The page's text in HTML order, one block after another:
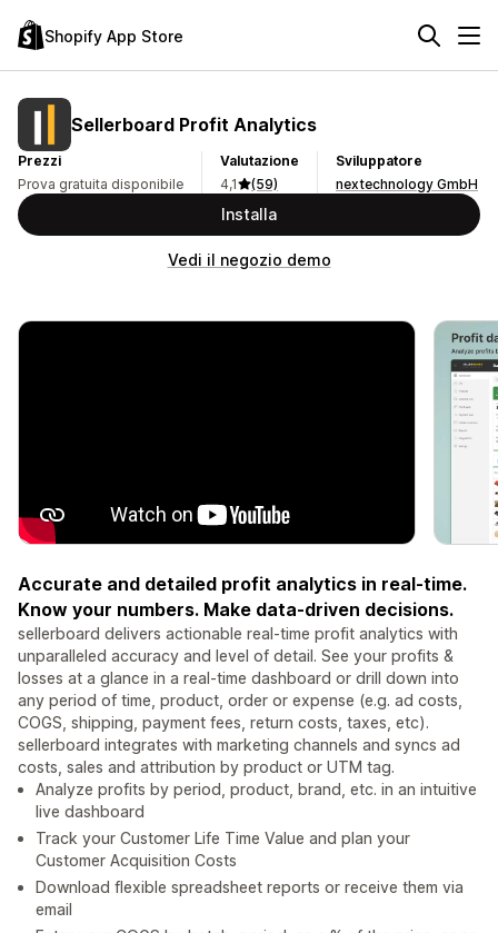
Shopify App Store
Sellerboard Profit Analytics
Prezzi
Prova gratuita disponibile
Valutazione
4,1
(59)
Sviluppatore
nextechnology GmbH
Installa
Vedi il negozio demo
Accurate and detailed profit analytics in real-time.
Know your numbers. Make data-driven decisions.
sellerboard delivers actionable real-time profit analytics with
unparalleled accuracy and level of detail. See your profits &
losses at a glance in a real-time dashboard or drill down into
any period of time, product, order or expense (e.g. ad costs,
COGS, shipping, payment fees, return costs, taxes, etc).
sellerboard integrates with marketing channels and syncs ad
costs, sales and attribution by product or UTM tag.
Analyze profits by period, product, brand, etc. in an intuitive
live dashboard
Track your Customer Life Time Value and plan your
Customer Acquisition Costs
Download flexible spreadsheet reports or receive them via
email